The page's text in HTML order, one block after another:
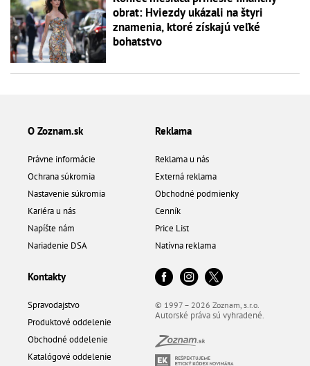
obrat: Hviezdy ukázali na štyri
znamenia, ktoré získajú veľké
bohatstvo
O Zoznam.sk
Právne informácie
Ochrana súkromia
Nastavenie súkromia
Kariéra u nás
Napíšte nám
Nariadenie DSA
Reklama
Reklama u nás
Externá reklama
Obchodné podmienky
Cenník
Price List
Natívna reklama
Kontakty
Spravodajstvo
Produktové oddelenie
Obchodné oddelenie
Katalógové oddelenie
© 1997 – 2026 Zoznam, s.r.o.
Autorské práva sú vyhradené.